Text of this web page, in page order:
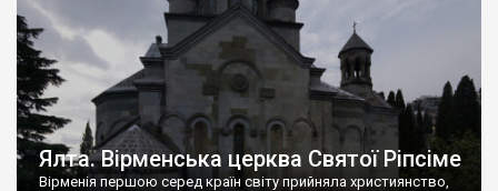
Ялта. Вірменська церква Святої Ріпсіме
Вірменія першою серед країн світу прийняла християнство,